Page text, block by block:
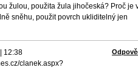
žulou, použita žula jihočeská? Proč je
sněhu, použit povrch ukliditelný jen
12:38
clanek.aspx?